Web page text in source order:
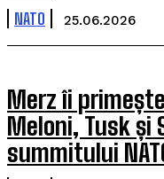
NATO 25.06.2026
Merz îi
Meloni, Tusk și
summitului